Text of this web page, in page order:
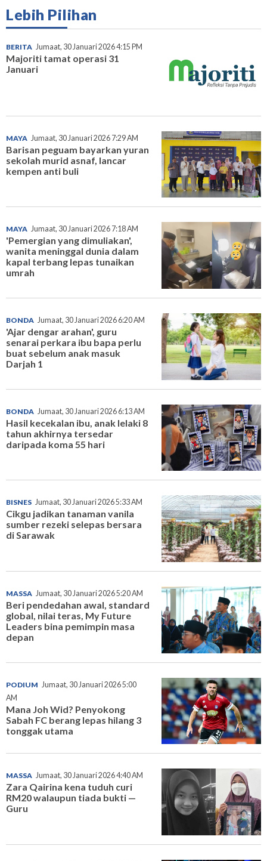
Lebih Pilihan
BERITA Jumaat, 30 Januari 2026 4:15 PM
Majoriti tamat operasi 31
Januari
MAYA Jumaat, 30 Januari 2026 7:29 AM
Barisan peguam bayarkan yuran
sekolah murid asnaf, lancar
kempen anti buli
MAYA Jumaat, 30 Januari 2026 7:18 AM
'Pemergian yang dimuliakan',
wanita meninggal dunia dalam
kapal terbang lepas tunaikan
umrah
BONDA Jumaat, 30 Januari 2026 6:20 AM
'Ajar dengar arahan', guru
senarai perkara ibu bapa perlu
buat sebelum anak masuk
Darjah 1
BONDA Jumaat, 30 Januari 2026 6:13 AM
Hasil kecekalan ibu, anak lelaki 8
tahun akhirnya tersedar
daripada koma 55 hari
BISNES Jumaat, 30 Januari 2026 5:33 AM
Cikgu jadikan tanaman vanila
sumber rezeki selepas bersara
di Sarawak
MASSA Jumaat, 30 Januari 2026 5:20 AM
Beri pendedahan awal, standard
global, nilai teras, My Future
Leaders bina pemimpin masa
depan
PODIUM Jumaat, 30 Januari 2026 5:00
AM
Mana Joh Wid? Penyokong
Sabah FC berang lepas hilang 3
tonggak utama
MASSA Jumaat, 30 Januari 2026 4:40 AM
Zara Qairina kena tuduh curi
RM20 walaupun tiada bukti —
Guru